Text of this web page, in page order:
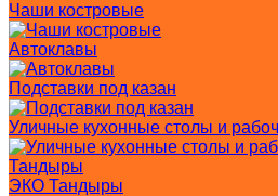
Чаши костровые
Автоклавы
Подставки под казан
Уличные кухонные столы и
Тандыры
ЭКО Тандыры